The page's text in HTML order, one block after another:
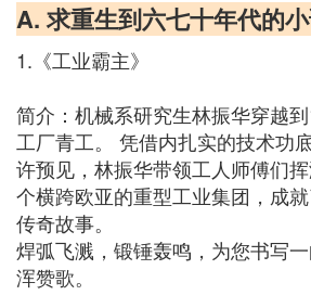
A. 求重生到六七十年代的
1.《工业霸主》
简介：机械系研究生林振华穿越
工厂青工。 凭借内扎实的技术功
许预见，林振华带领工人师傅们
个横跨欧亚的重型工业集团，成
传奇故事。
焊弧飞溅，锻锤轰鸣，为您书写
浑赞歌。